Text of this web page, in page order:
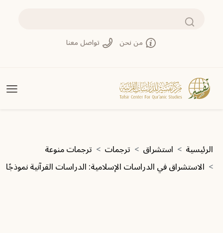
بحث
من نحن تواصل معنا
مسار التنقل
الرئيسية استشراق ترجمات
ترجمات منوعة
الاستشراق في الدراسات الإسلامية: الدراسات القرآنية نموذجًا